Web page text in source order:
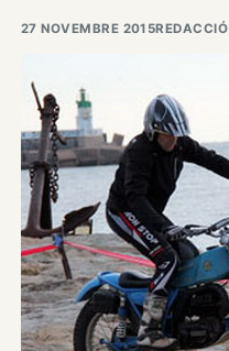
27 NOVEMBRE 2015REDACCIÓ